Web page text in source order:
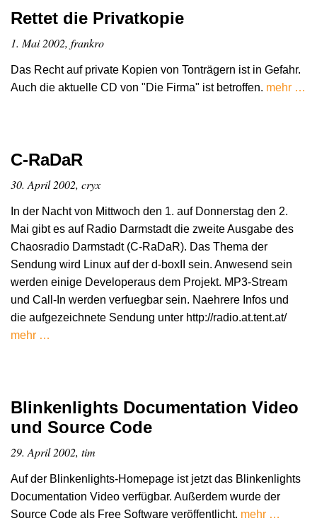
Rettet die Privatkopie
1. Mai 2002, frankro
Das Recht auf private Kopien von Tonträgern ist in Gefahr.
Auch die aktuelle CD von "Die Firma" ist betroffen. mehr …
C-RaDaR
30. April 2002, cryx
In der Nacht von Mittwoch den 1. auf Donnerstag den 2.
Mai gibt es auf Radio Darmstadt die zweite Ausgabe des
Chaosradio Darmstadt (C-RaDaR). Das Thema der
Sendung wird Linux auf der d-boxII sein. Anwesend sein
werden einige Developeraus dem Projekt. MP3-Stream
und Call-In werden verfuegbar sein. Naehrere Infos und
die aufgezeichnete Sendung unter http://radio.at.tent.at/
mehr …
Blinkenlights Documentation Video
und Source Code
29. April 2002, tim
Auf der Blinkenlights-Homepage ist jetzt das Blinkenlights
Documentation Video verfügbar. Außerdem wurde der
Source Code als Free Software veröffentlicht. mehr …